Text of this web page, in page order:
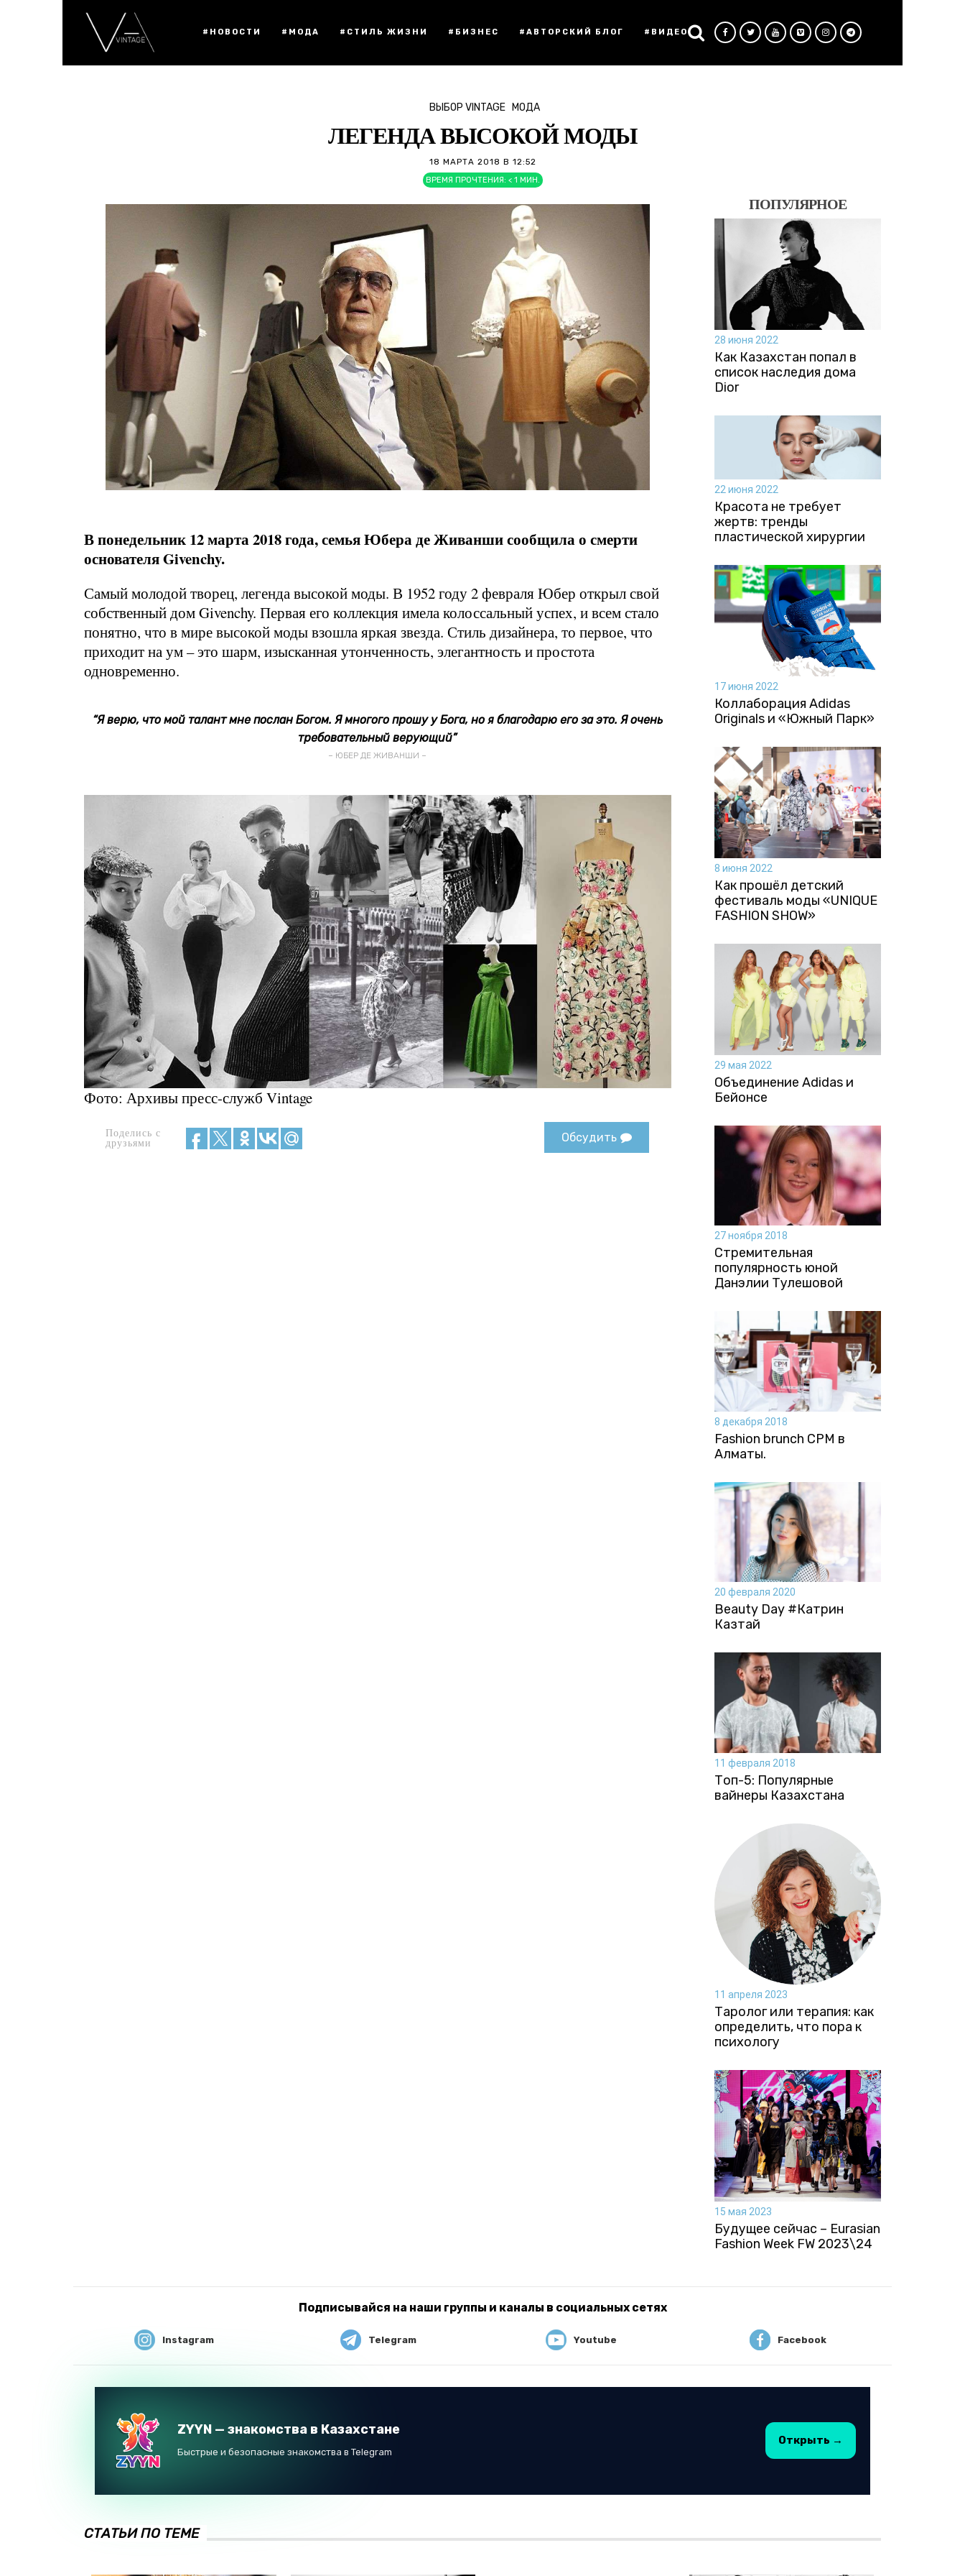
#НОВОСТИ #МОДА #СТИЛЬ ЖИЗНИ #БИЗНЕС #АВТОРСКИЙ БЛОГ #ВИДЕО
ВЫБОР VINTAGE МОДА
ЛЕГЕНДА ВЫСОКОЙ МОДЫ
18 МАРТА 2018 В 12:52
ВРЕМЯ ПРОЧТЕНИЯ: < 1 МИН.
В понедельник 12 марта 2018 года, семья Юбера де Живанши сообщила о смерти
основателя Givenchy.
Самый молодой творец, легенда высокой моды. В 1952 году 2 февраля Юбер открыл свой
собственный дом Givenchy. Первая его коллекция имела колоссальный успех, и всем стало
понятно, что в мире высокой моды взошла яркая звезда. Стиль дизайнера, то первое, что
приходит на ум – это шарм, изысканная утонченность, элегантность и простота
одновременно.
“Я верю, что мой талант мне послан Богом. Я многого прошу у Бога, но я благодарю его за это. Я очень
требовательный верующий”
– ЮБЕР ДЕ ЖИВАНШИ –
Фото: Архивы пресс-служб Vintage
Поделись с
друзьями
Обсудить
ПОПУЛЯРНОЕ
28 июня 2022
Как Казахстан попал в
список наследия дома
Dior
22 июня 2022
Красота не требует
жертв: тренды
пластической хирургии
17 июня 2022
Коллаборация Аdidas
Originals и «Южный Парк»
8 июня 2022
Как прошёл детский
фестиваль моды «UNIQUE
FASHION SHOW»
29 мая 2022
Объединение Adidas и
Бейонсе
27 ноября 2018
Стремительная
популярность юной
Данэлии Тулешовой
8 декабря 2018
Fashion brunch CPM в
Алматы.
20 февраля 2020
Beauty Day #Катрин
Казтай
11 февраля 2018
Топ-5: Популярные
вайнеры Казахстана
11 апреля 2023
Таролог или терапия: как
определить, что пора к
психологу
15 мая 2023
Будущее сейчас – Eurasian
Fashion Week FW 2023\24
Подписывайся на наши группы и каналы в социальных сетях
Instagram Telegram Youtube Facebook
ZYYN — знакомства в Казахстане
Быстрые и безопасные знакомства в Telegram
Открыть →
СТАТЬИ ПО ТЕМЕ